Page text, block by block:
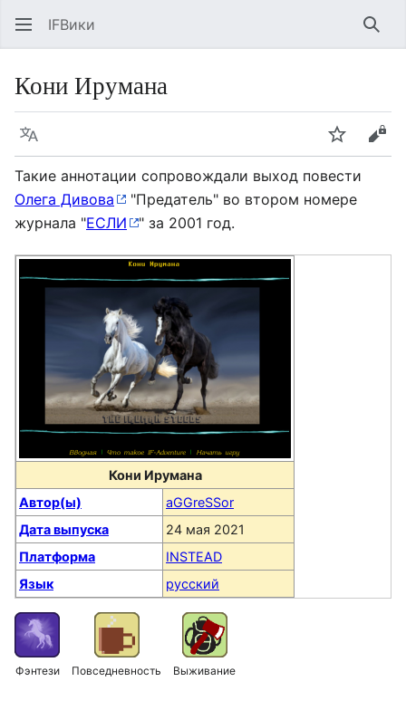
IFВики
Кони Ирумана
Язык Следить
Такие аннотации сопровождали выход повести
Олега Дивова
"Предатель" во втором номере
журнала "ЕСЛИ " за 2001 год.
Кони Ирумана
Автор(ы)
aGGreSSor
Дата выпуска
24 мая 2021
Платформа
INSTEAD
Язык
русский
Фэнтези Повседневность Выживание